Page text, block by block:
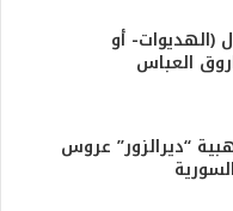
(الهديوات- أو
العباس
“ديرالزور” عروس